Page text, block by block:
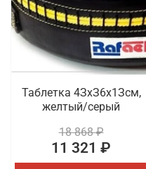
Таблетка 4ЗхЗ6х1Зсм,
желтый/серый
18 868 ₽
11 321 ₽